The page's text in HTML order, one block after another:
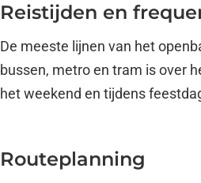
Reistijden en
De meeste lijnen van het
bussen, metro en tram is over
het weekend en tijdens
Routeplanning